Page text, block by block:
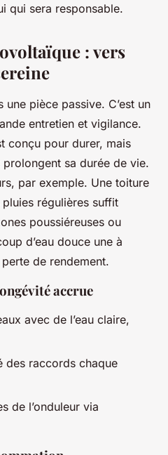
qui sera responsable.
: vers
une pièce passive. C’est un
entretien et vigilance.
conçu pour durer, mais
sa durée de vie.
par exemple. Une toiture
régulières suffit
poussiéreuses ou
d’eau douce une à
de rendement.
accrue
avec de l’eau claire,
des raccords chaque
de l’onduleur via